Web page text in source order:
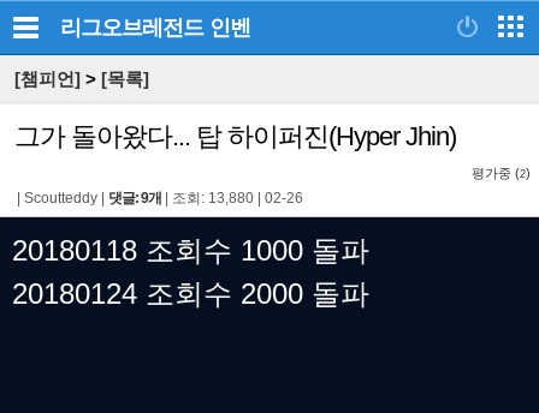
리그오브레전드 인벤
[챔피언] > [목록]
그가 돌아왔다... 탑 하이퍼진(Hyper Jhin)
평가중 (2)
Scoutteddy 댓글: 9개 조회: 13,880 02-26
20180118 조회수 1000 돌파
20180124 조회수 2000 돌파